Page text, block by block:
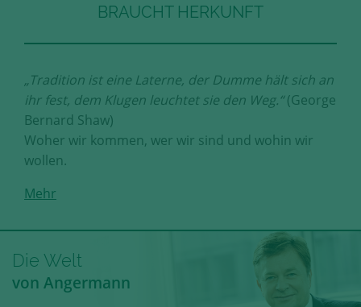
BRAUCHT HERKUNFT
„Tradition ist eine Laterne, der Dumme hält sich an
ihr fest, dem Klugen leuchtet sie den Weg.“(George
Bernard Shaw)
Woher wir kommen, wer wir sind und wohin wir
wollen.
Mehr
Die Welt
von Angermann